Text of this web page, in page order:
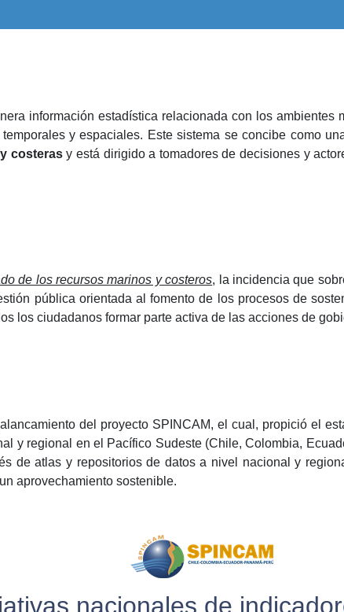
información estadística relacionada con los
y espaciales. Este sistema se concibe como
costerasy está dirigido a tomadores de decisiones y
de los recursos marinos y costeros, la incidencia que
pública orientada al fomento de los procesos de
los ciudadanos formar parte activa de las acciones de
del proyecto SPINCAM, el cual, propició el
y regional en el Pacífico Sudeste (Chile, Colombia,
de atlas y repositorios de datos a nivel nacional y
aprovechamiento sostenible.
nacionales de